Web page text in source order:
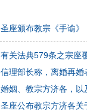
圣座颁布教宗《手谕
有关法典579条之宗座
信理部长称，离婚再
婚姻、教宗方济各，以
圣座公布教宗方济各